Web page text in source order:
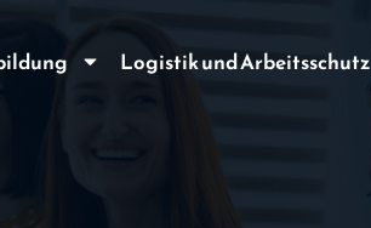
Logistik und Arbeitsschutz